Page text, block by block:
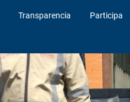
Transparencia Participa